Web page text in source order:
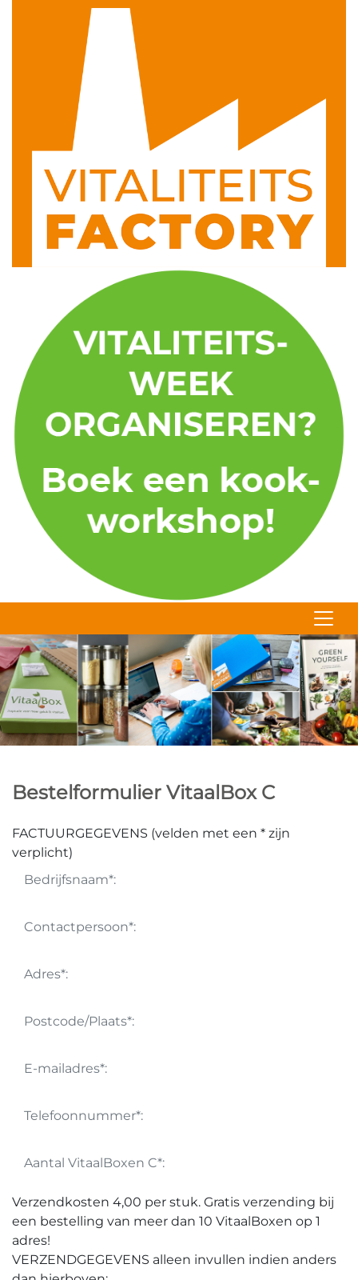
Bestelformulier VitaalBox C
FACTUURGEGEVENS (velden met een * zijn
verplicht)
Verzendkosten 4,00 per stuk. Gratis verzending bij
een bestelling van meer dan 10 VitaalBoxen op 1
adres!
VERZENDGEGEVENS alleen invullen indien anders